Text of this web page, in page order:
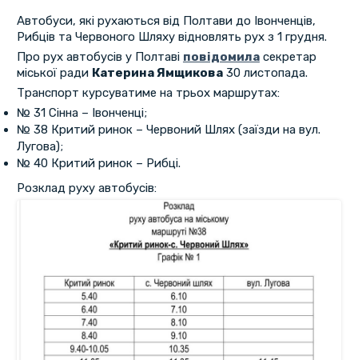
Автобуси, які рухаються від Полтави до Івонченців,
Рибців та Червоного Шляху відновлять рух з 1 грудня.
Про рух автобусів у Полтаві повідомиласекретар
міської ради Катерина Ямщикова30 листопада.
Транспорт курсуватиме на трьох маршрутах:
№ 31 Сінна – Івонченці;
№ 38 Критий ринок – Червоний Шлях (заїзди на вул.
Лугова);
№ 40 Критий ринок – Рибці.
Розклад руху автобусів: